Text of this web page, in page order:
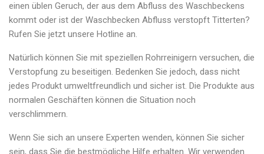
einen üblen Geruch, der aus dem Abfluss des Waschbeckens
kommt oder ist der Waschbecken Abfluss verstopft Titterten?
Rufen Sie jetzt unsere Hotline an.
Natürlich können Sie mit speziellen Rohrreinigern versuchen, die
Verstopfung zu beseitigen. Bedenken Sie jedoch, dass nicht
jedes Produkt umweltfreundlich und sicher ist. Die Produkte aus
normalen Geschäften können die Situation noch
verschlimmern.
Wenn Sie sich an unsere Experten wenden, können Sie sicher
sein, dass Sie die bestmögliche Hilfe erhalten. Wir verwenden